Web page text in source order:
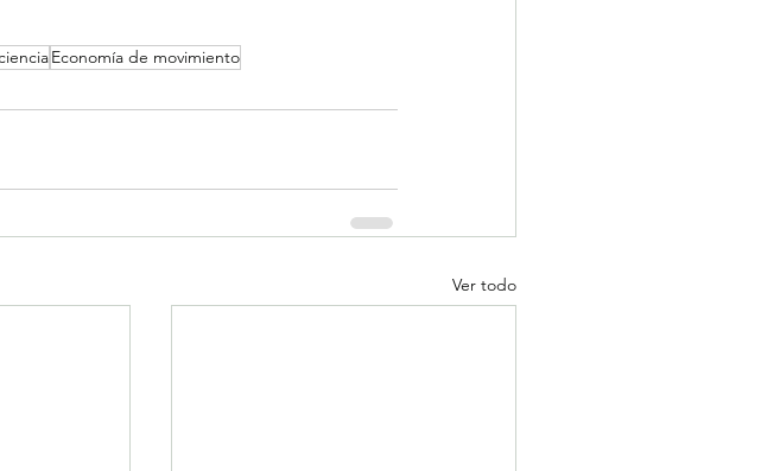
Economía de movimiento
Ver todo